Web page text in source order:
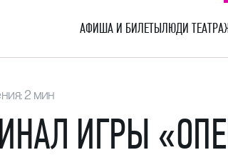
и балета
АФИША И БИЛЕТЫЛЮДИ ТЕАТРА
2 мин
ИГРЫ